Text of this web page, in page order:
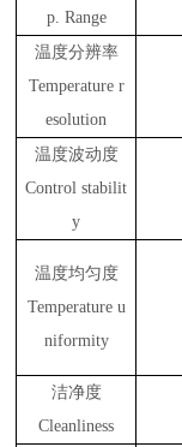
p. Range
温度分辨率
Temperature r
esolution
温度波动度
Control stabilit
y
温度均匀度
Temperature u
niformity
洁净度
Cleanliness